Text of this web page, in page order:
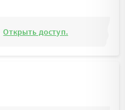
Открыть доступ.